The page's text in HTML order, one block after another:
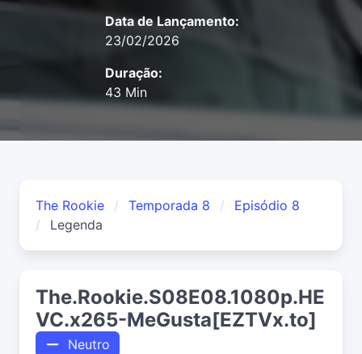
Data de Lançamento:
23/02/2026
Duração:
43 Min
The Rookie Temporada 8
Episódio 8
Legenda
The.Rookie.S08E08.1080p.HE
VC.x265-MeGusta[EZTVx.to]
Neutro